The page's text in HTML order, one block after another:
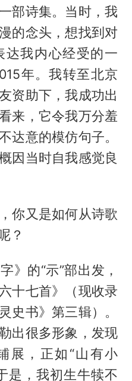
部诗集。当时，我
的念头，想找到对
达我内心经受的一
年。我转至北京
资助下，我成功出
来，它令我万分羞
达意的模仿句子。
因当时自我感觉良
你又是如何从诗歌
？
》的“示”部出发，
十七首》（现收录
史书》第三辑）。
出很多形象，发现
展，正如“山有小
是，我初生牛犊不